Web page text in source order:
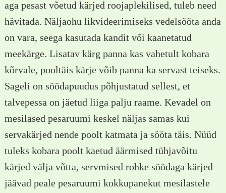
aga pesast võetud kärjed roojaplekilised, tuleb need
hävitada. Näljaohu likvideerimiseks vedelsööta anda
on vara, seega kasutada kandit või kaanetatud
meekärge. Lisatav kärg panna kas vahetult kobara
kõrvale, pooltäis kärje võib panna ka servast teiseks.
Sageli on söödapuudus põhjustatud sellest, et
talvepessa on jäetud liiga palju raame. Kevadel on
mesilased pesaruumi keskel näljas samas kui
servakärjed nende poolt katmata ja sööta täis. Nüüd
tuleks kobara poolt kaetud äärmised tühjavõitu
kärjed välja võtta, servmised rohke söödaga kärjed
jäävad peale pesaruumi kokkupanekut mesilastele